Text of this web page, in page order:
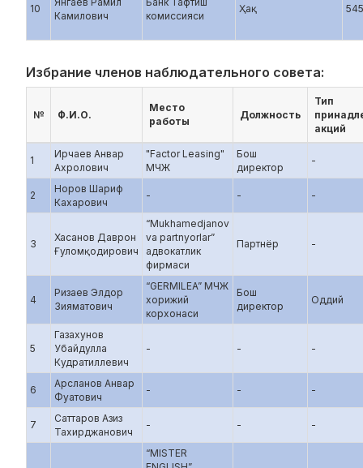
10
Камилович
комиссияси
Ҳақ
Избрание членов наблюдательного совета:
№ Ф.И.О.
Место
работы
Должность
Тип
акций
1
Ирчаев Анвар
Ахролович
"Factor Leasing"
МЧЖ
Бош
директор
-
2
Норов Шариф
Кахарович
- - -
3
Хасанов Даврон
Ғуломқодирович
“Mukhamedjanov
va partnyorlar”
адвокатлик
фирмаси
Партнёр -
4
Ризаев Элдор
Зияматович
“GERMILEA” МЧЖ
хорижий
корхонаси
Бош
директор
Оддий
5
Газахунов
Убайдулла
Кудратиллевич
- - -
6
Арсланов Анвар
Фуатович
- - -
7
Саттаров Азиз
Тахирджанович
- - -
“MISTER